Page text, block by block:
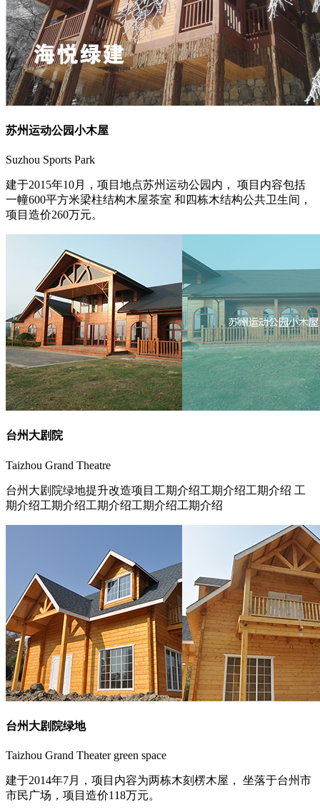
苏州运动公园小木屋
Suzhou Sports Park
建于2015年10月，项目地点苏州运动公园内， 项目内容包括
一幢600平方米梁柱结构木屋茶室 和四栋木结构公共卫生间，
项目造价260万元。
台州大剧院
Taizhou Grand Theatre
台州大剧院绿地提升改造项目工期介绍工期介绍工期介绍 工
期介绍工期介绍工期介绍工期介绍工期介绍
台州大剧院绿地
Taizhou Grand Theater green space
建于2014年7月，项目内容为两栋木刻楞木屋， 坐落于台州市
市民广场，项目造价118万元。